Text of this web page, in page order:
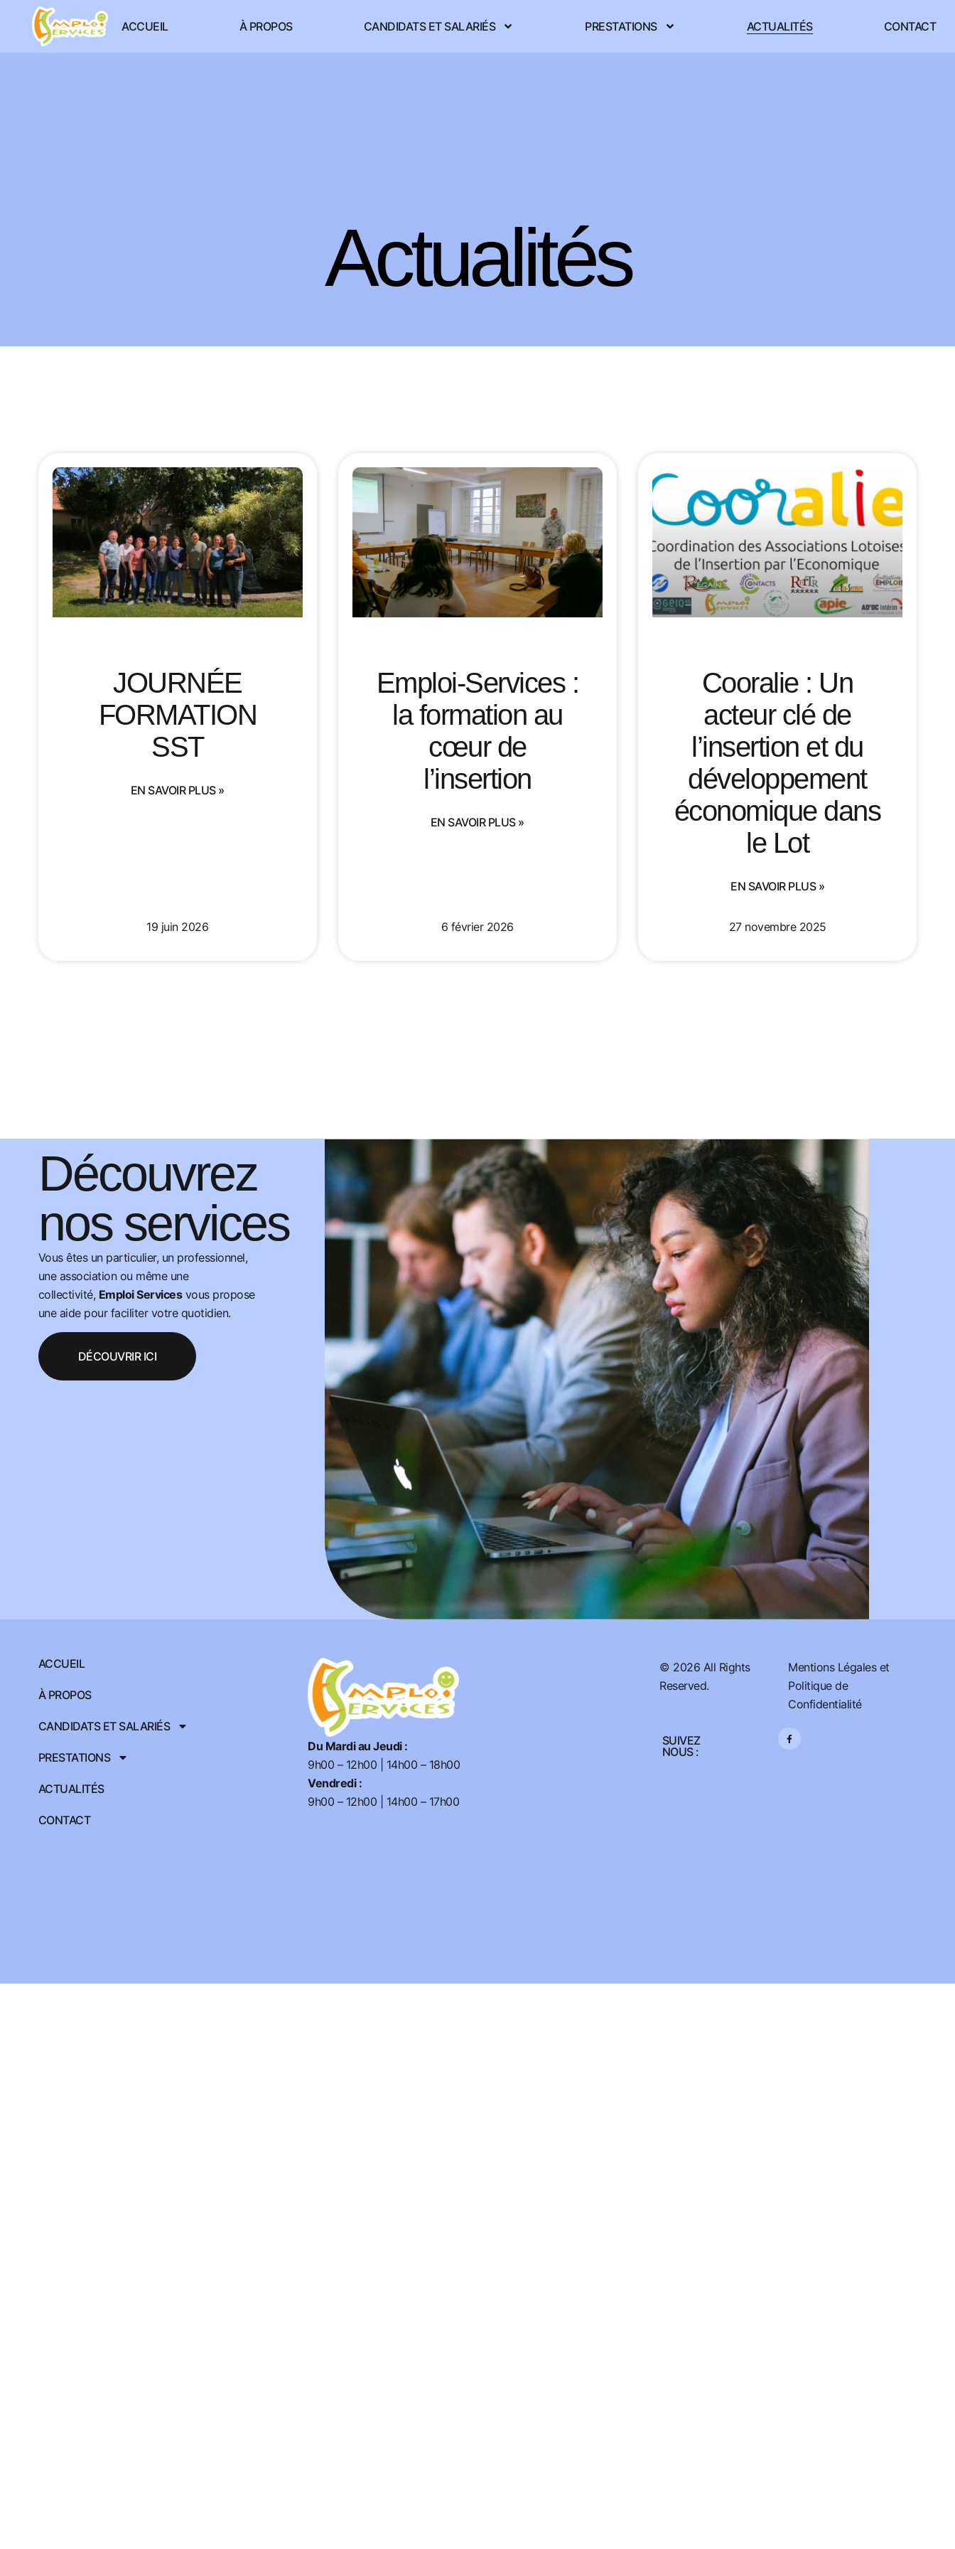
ACCUEIL À PROPOS CANDIDATS ET SALARIÉS PRESTATIONS ACTUALITÉS CONTACT
Actualités
JOURNÉE
FORMATION
SST
EN SAVOIR PLUS »
19 juin 2026
Emploi-Services :
la formation au
cœur de
l’insertion
EN SAVOIR PLUS »
6 février 2026
Cooralie : Un
acteur clé de
l’insertion et du
développement
économique dans
le Lot
EN SAVOIR PLUS »
27 novembre 2025
Découvrez
nos services
Vous êtes un particulier, un professionnel,
une association ou même une
collectivité, Emploi Servicesvous propose
une aide pour faciliter votre quotidien.
DÉCOUVRIR ICI
ACCUEIL
À PROPOS
CANDIDATS ET SALARIÉS
PRESTATIONS
ACTUALITÉS
CONTACT
Du Mardi au Jeudi :
9h00 – 12h00 | 14h00 – 18h00
Vendredi :
9h00 – 12h00 | 14h00 – 17h00
© 2026 All Rights
Reserved.
Mentions Légales et
Politique de
Confidentialité
SUIVEZ
NOUS :